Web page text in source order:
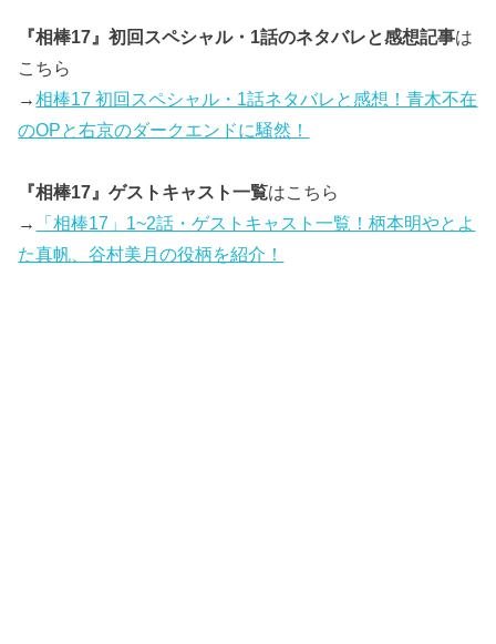
『相棒17』初回スペシャル・1話のネタバレと感想記事は
こちら
→相棒17 初回スペシャル・1話ネタバレと感想！青木不在
のOPと右京のダークエンドに騒然！
『相棒17』ゲストキャスト一覧はこちら
→
「相棒17」1~2話・ゲストキャスト一覧！柄本明やとよ
た真帆、谷村美月の役柄を紹介！